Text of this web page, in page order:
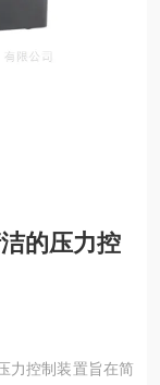
的压力控
力控制装置旨在简